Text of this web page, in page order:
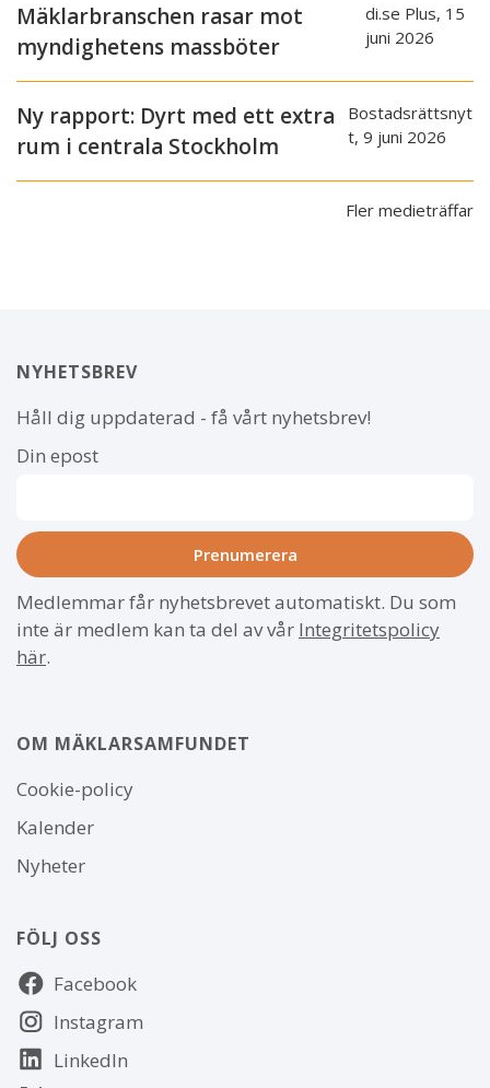
Mäklarbranschen rasar mot
myndighetens massböter
di.se Plus, 15
juni 2026
Ny rapport: Dyrt med ett extra
rum i centrala Stockholm
Bostadsrättsnyt
t, 9 juni 2026
Fler medieträffar
NYHETSBREV
Håll dig uppdaterad - få vårt nyhetsbrev!
Din epost
Medlemmar får nyhetsbrevet automatiskt. Du som
inte är medlem kan ta del av vår Integritetspolicy
här.
OM MÄKLARSAMFUNDET
Om
webbplatsen
Cookie-policy
Kalender
Nyheter
FÖLJ OSS
Följ
oss Facebook
Instagram
LinkedIn